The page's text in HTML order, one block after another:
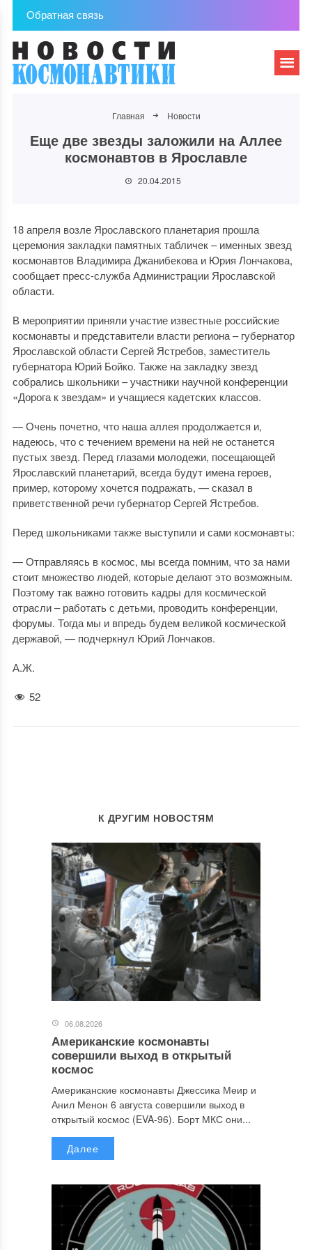
Обратная связь
Главная Новости
Еще две звезды заложили на Аллее
космонавтов в Ярославле
20.04.2015
18 апреля возле Ярославского планетария прошла
церемония закладки памятных табличек – именных звезд
космонавтов Владимира Джанибекова и Юрия Лончакова,
сообщает пресс-служба Администрации Ярославской
области.
В мероприятии приняли участие известные российские
космонавты и представители власти региона – губернатор
Ярославской области Сергей Ястребов, заместитель
губернатора Юрий Бойко. Также на закладку звезд
собрались школьники – участники научной конференции
«Дорога к звездам» и учащиеся кадетских классов.
— Очень почетно, что наша аллея продолжается и,
надеюсь, что с течением времени на ней не останется
пустых звезд. Перед глазами молодежи, посещающей
Ярославский планетарий, всегда будут имена героев,
пример, которому хочется подражать, — сказал в
приветственной речи губернатор Сергей Ястребов.
Перед школьниками также выступили и сами космонавты:
— Отправляясь в космос, мы всегда помним, что за нами
стоит множество людей, которые делают это возможным.
Поэтому так важно готовить кадры для космической
отрасли – работать с детьми, проводить конференции,
форумы. Тогда мы и впредь будем великой космической
державой, — подчеркнул Юрий Лончаков.
А.Ж.
52
К ДРУГИМ НОВОСТЯМ
06.08.2026
Американские космонавты
совершили выход в открытый
космос
Американские космонавты Джессика Меир и
Анил Менон 6 августа совершили выход в
открытый космос (EVA-96). Борт МКС они...
Далее